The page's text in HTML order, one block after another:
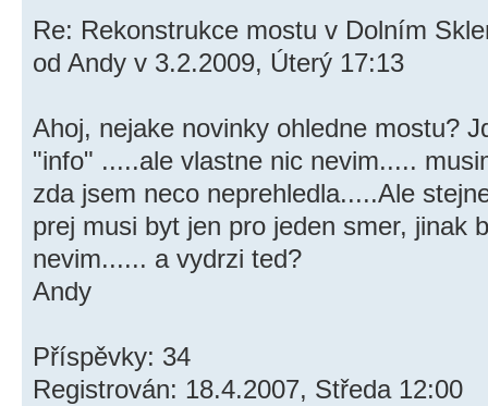
Re: Rekonstrukce mostu v Dolním
od Andy v 3.2.2009, Úterý 17:13
Ahoj, nejake novinky ohledne mostu?
"info" .....ale vlastne nic nevim.....
zda jsem neco neprehledla.....Ale
prej musi byt jen pro jeden smer, jinak
nevim...... a vydrzi ted?
Andy
Příspěvky: 34
Registrován: 18.4.2007, Středa 12:00